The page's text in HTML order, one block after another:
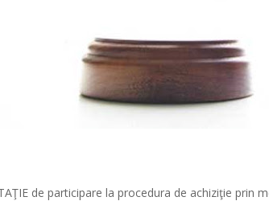
de participare la procedura de achiziţie prin